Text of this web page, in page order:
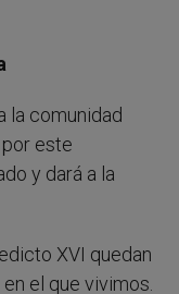
la comunidad
este
y dará a la
XVI quedan
el que vivimos.